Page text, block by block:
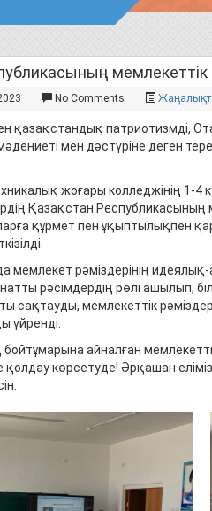
мемлекеттік
No Comments
қазақстандық патриотизмді,
мәдениеті мен дәстүріне деген
жоғары колледжінің 1-4
Қазақстан Республикасының
құрмет пен ұқыптылықпен
рәміздерінің идеялық-
рәсімдердің рөлі ашылып,
сақтауды, мемлекеттік
үйренді.
бойтұмарына айналған
қолдау көрсетуде! Әрқашан